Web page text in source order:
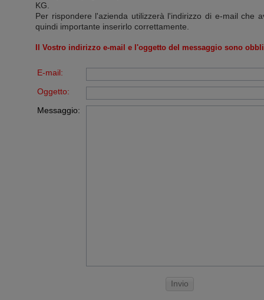
KG
Per rispondere l'azienda utilizzerà l'indirizzo di e-mail che
quindi importante inserirlo correttamente.
Il Vostro indirizzo e-mail e l'oggetto del messaggio sono
E-mail:
Oggetto:
Messaggio:
Invio